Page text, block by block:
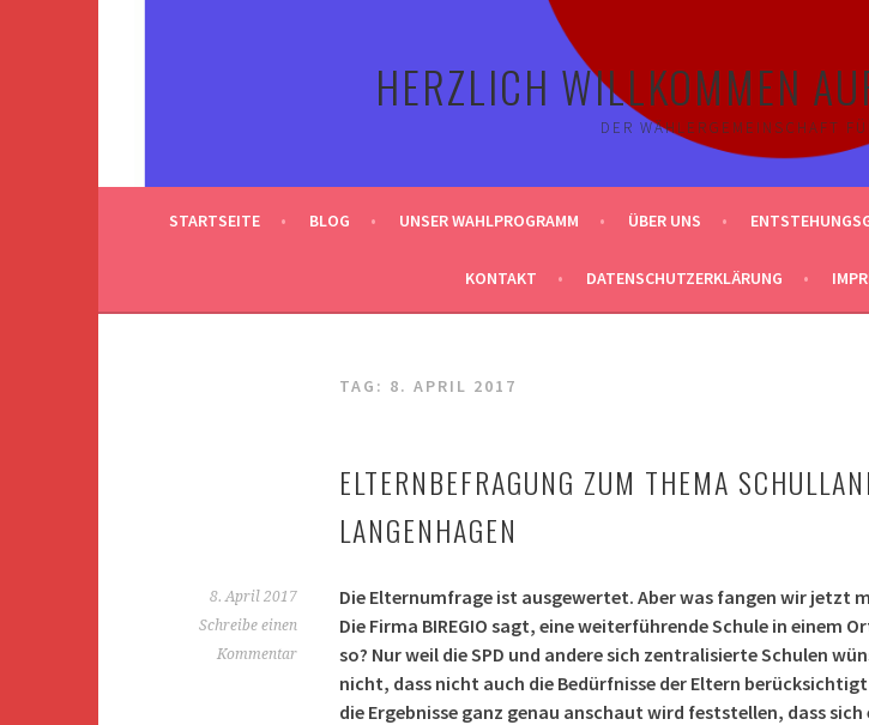
HERZLICH WILLKOMMEN
DER WÄHLERGEMEINSCHAFT
STARTSEITE BLOG UNSER WAHLPROGRAMM ÜBER UNS
KONTAKT DATENSCHUTZERKLÄRUNG
TAG: 8. APRIL 2017
ELTERNBEFRAGUNG ZUM THEMA
LANGENHAGEN
8. April 2017
Schreibe einen
Kommentar
Die Elternumfrage ist ausgewertet. Aber was fangen wir jetzt
Die Firma BIREGIO sagt, eine weiterführende Schule in einem
so? Nur weil die SPD und andere sich zentralisierte Schulen
nicht, dass nicht auch die Bedürfnisse der Eltern berücksichtigt
die Ergebnisse ganz genau anschaut wird feststellen, dass